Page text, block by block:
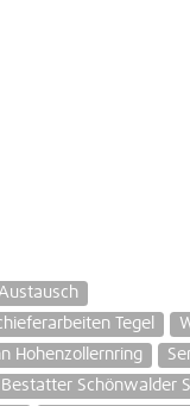
Austausch
Tegel
Hohenzollernring
Bestatter Schönwalder